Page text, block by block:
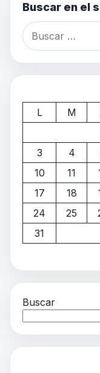
Buscar en el
L
M
3
4
10
11
17
18
24
25
31
Buscar